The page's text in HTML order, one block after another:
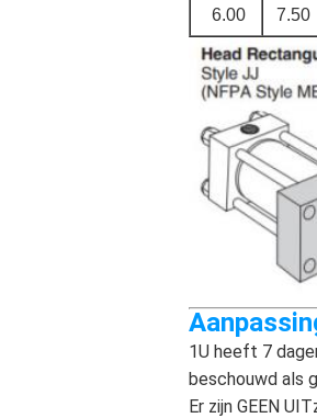
6.00 7.50
1U heeft 7
beschouwd als
Er zijn GEEN